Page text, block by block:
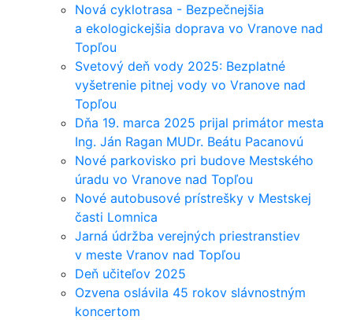
Nová cyklotrasa - Bezpečnejšia
a ekologickejšia doprava vo Vranove nad
Topľou
Svetový deň vody 2025: Bezplatné
vyšetrenie pitnej vody vo Vranove nad
Topľou
Dňa 19. marca 2025 prijal primátor mesta
Ing. Ján Ragan MUDr. Beátu Pacanovú
Nové parkovisko pri budove Mestského
úradu vo Vranove nad Topľou
Nové autobusové prístrešky v Mestskej
časti Lomnica
Jarná údržba verejných priestranstiev
v meste Vranov nad Topľou
Deň učiteľov 2025
Ozvena oslávila 45 rokov slávnostným
koncertom